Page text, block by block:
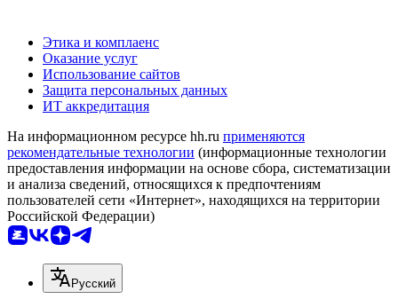
Этика и комплаенс
Оказание услуг
Использование сайтов
Защита персональных данных
ИТ аккредитация
На информационном ресурсе hh.ru применяются
рекомендательные технологии (информационные технологии
предоставления информации на основе сбора, систематизации
и анализа сведений, относящихся к предпочтениям
пользователей сети «Интернет», находящихся на территории
Российской Федерации)
Русский